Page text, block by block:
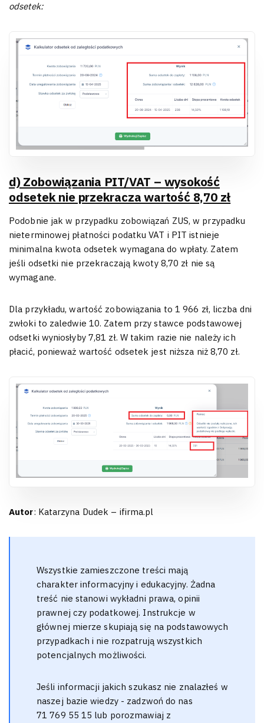
odsetek:
d) Zobowiązania PIT/VAT – wysokość
odsetek nie przekracza wartość 8,70 zł
Podobnie jak w przypadku zobowiązań ZUS, w przypadku
nieterminowej płatności podatku VAT i PIT istnieje
minimalna kwota odsetek wymagana do wpłaty. Zatem
jeśli odsetki nie przekraczają kwoty 8,70 zł nie są
wymagane.
Dla przykładu, wartość zobowiązania to 1 966 zł, liczba dni
zwłoki to zaledwie 10. Zatem przy stawce podstawowej
odsetki wyniosłyby 7,81 zł. W takim razie nie należy ich
płacić, ponieważ wartość odsetek jest niższa niż 8,70 zł.
Autor: Katarzyna Dudek – ifirma.pl
Wszystkie zamieszczone treści mają
charakter informacyjny i edukacyjny. Żadna
treść nie stanowi wykładni prawa, opinii
prawnej czy podatkowej. Instrukcje w
głównej mierze skupiają się na podstawowych
przypadkach i nie rozpatrują wszystkich
potencjalnych możliwości.
Jeśli informacji jakich szukasz nie znalazłeś w
naszej bazie wiedzy - zadzwoń do nas
71 769 55 15 lub porozmawiaj z